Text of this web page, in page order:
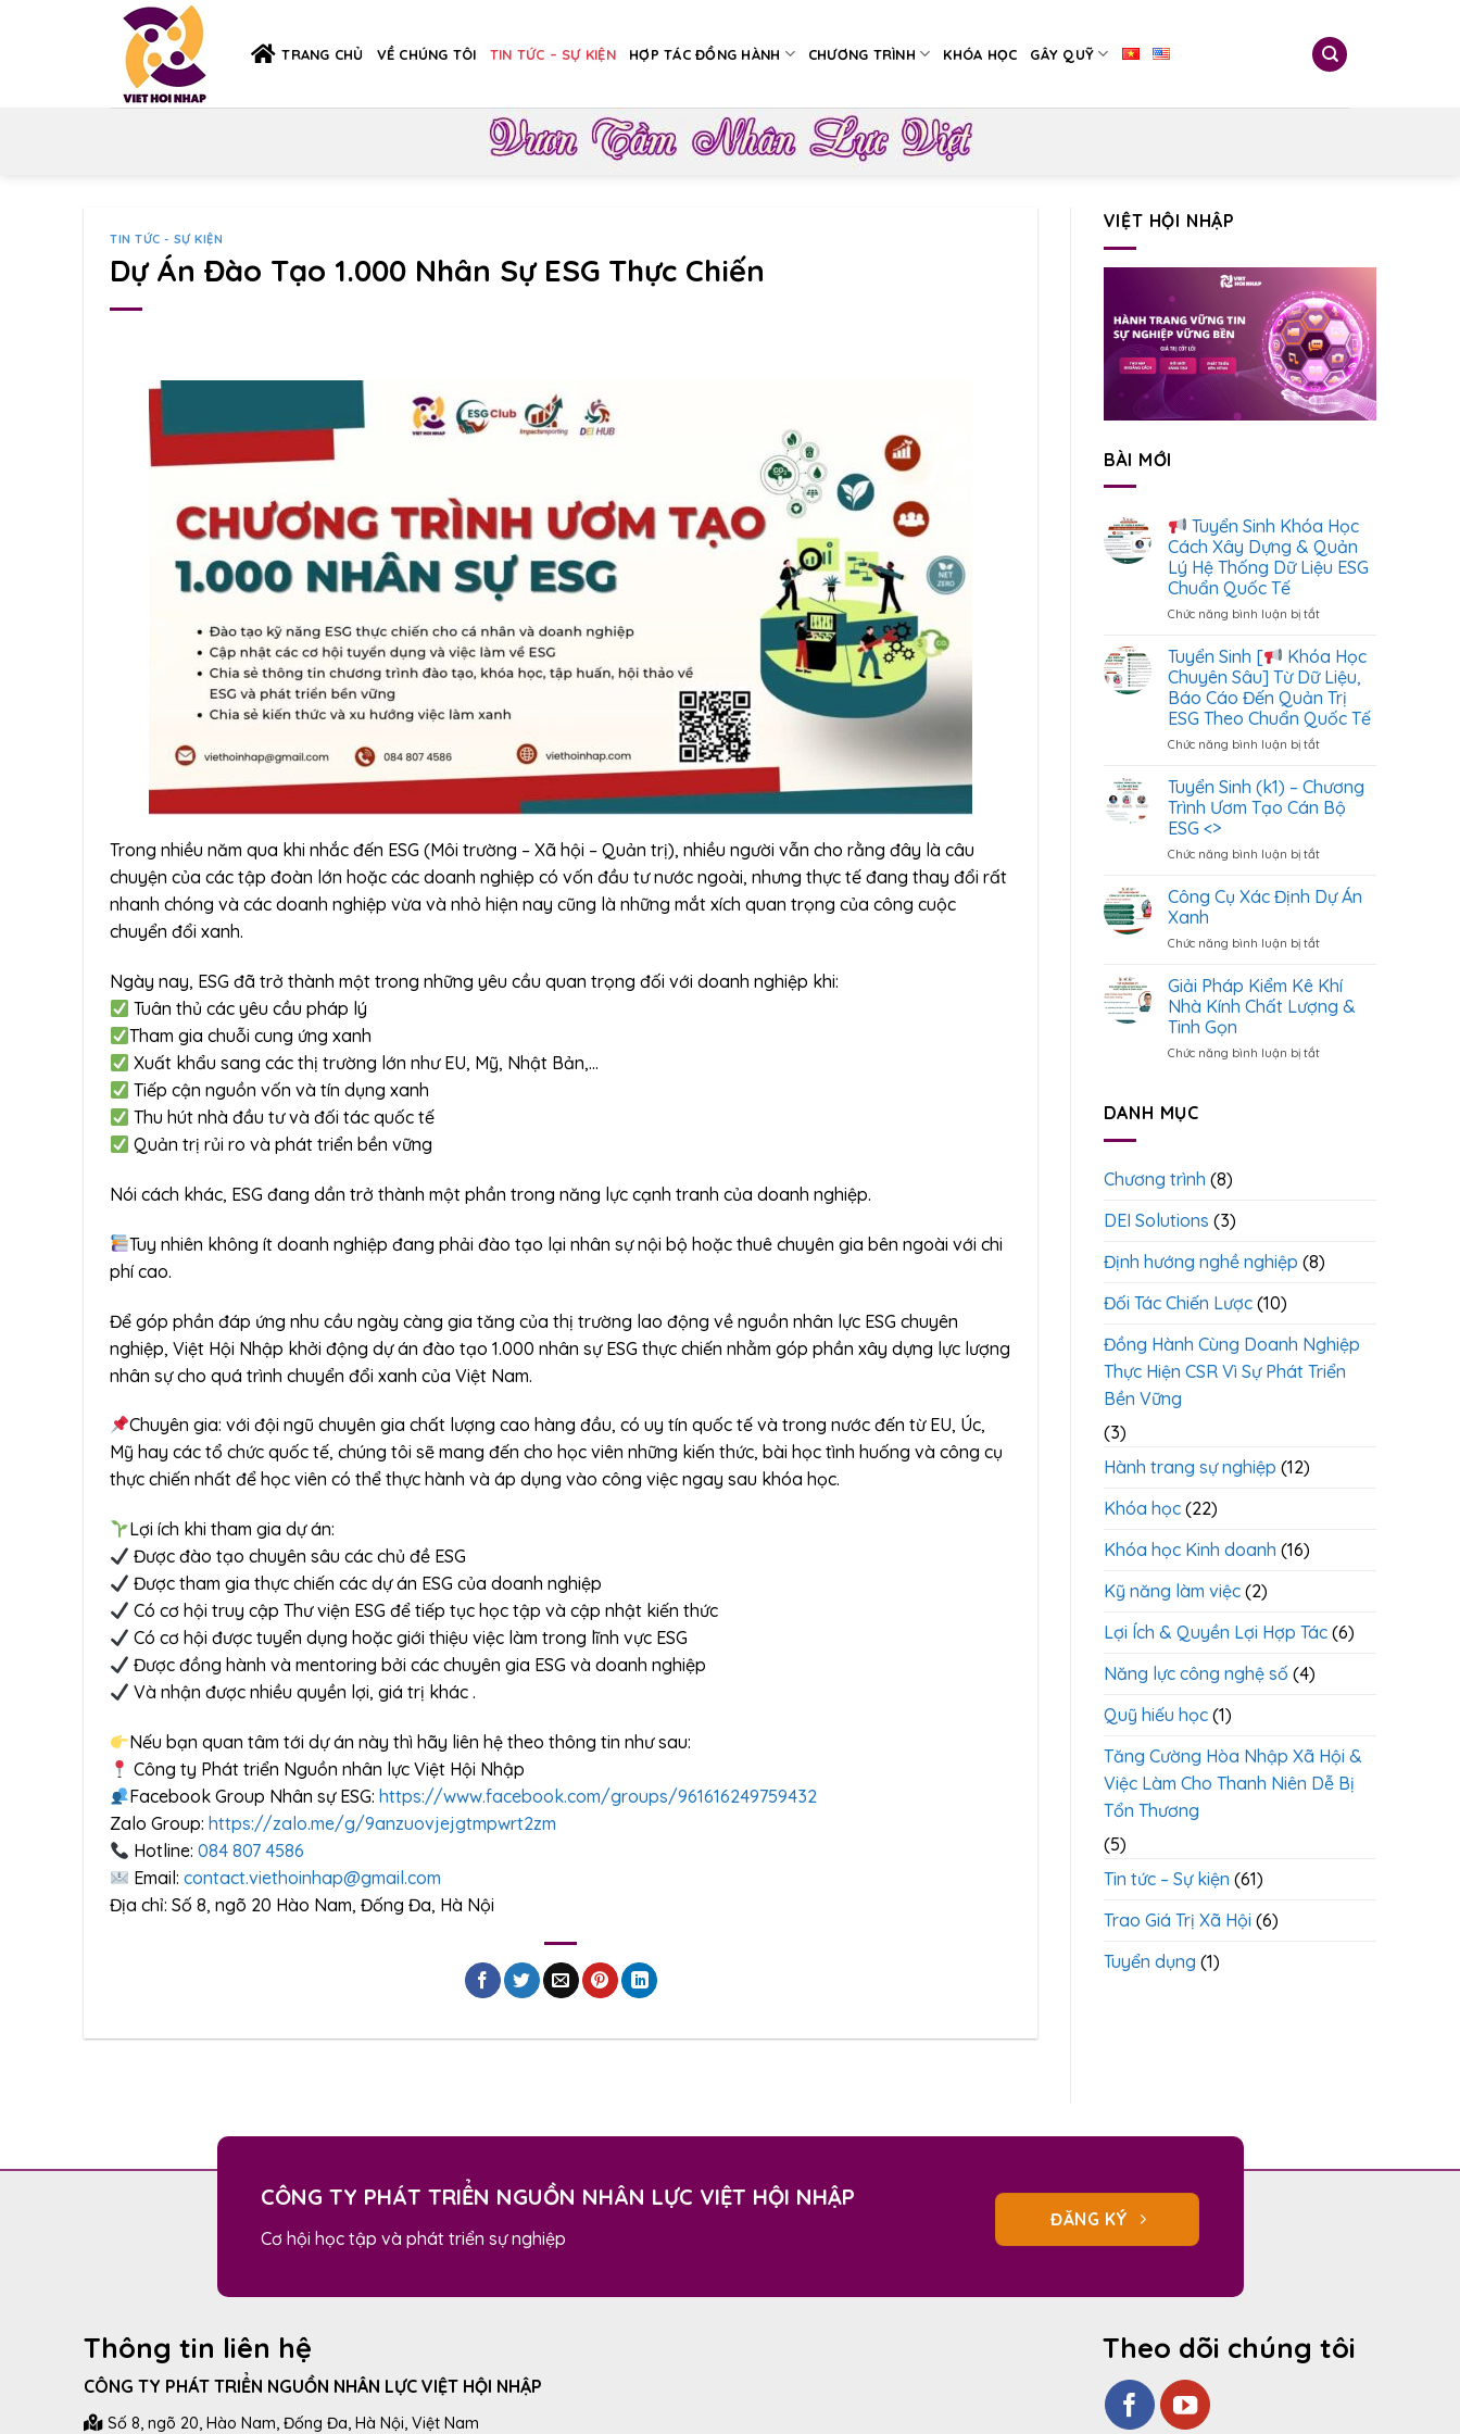
TRANG CHỦ VỀ CHÚNG TÔI TIN TỨC – SỰ KIỆN HỢP TÁC ĐỒNG HÀNH CHƯƠNG TRÌNH KHÓA HỌC GÂY QUỸ
TIN TỨC - SỰ KIỆN
Dự Án Đào Tạo 1.000 Nhân Sự ESG Thực Chiến
Trong nhiều năm qua khi nhắc đến ESG (Môi trường – Xã hội – Quản trị), nhiều người vẫn cho rằng đây là câu
chuyện của các tập đoàn lớn hoặc các doanh nghiệp có vốn đầu tư nước ngoài, nhưng thực tế đang thay đổi rất
nhanh chóng và các doanh nghiệp vừa và nhỏ hiện nay cũng là những mắt xích quan trọng của công cuộc
chuyển đổi xanh.
Ngày nay, ESG đã trở thành một trong những yêu cầu quan trọng đối với doanh nghiệp khi:
Tuân thủ các yêu cầu pháp lý
Tham gia chuỗi cung ứng xanh
Xuất khẩu sang các thị trường lớn như EU, Mỹ, Nhật Bản,…
Tiếp cận nguồn vốn và tín dụng xanh
Thu hút nhà đầu tư và đối tác quốc tế
Quản trị rủi ro và phát triển bền vững
Nói cách khác, ESG đang dần trở thành một phần trong năng lực cạnh tranh của doanh nghiệp.
Tuy nhiên không ít doanh nghiệp đang phải đào tạo lại nhân sự nội bộ hoặc thuê chuyên gia bên ngoài với chi
phí cao.
Để góp phần đáp ứng nhu cầu ngày càng gia tăng của thị trường lao động về nguồn nhân lực ESG chuyên
nghiệp, Việt Hội Nhập khởi động dự án đào tạo 1.000 nhân sự ESG thực chiến nhằm góp phần xây dựng lực lượng
nhân sự cho quá trình chuyển đổi xanh của Việt Nam.
Chuyên gia: với đội ngũ chuyên gia chất lượng cao hàng đầu, có uy tín quốc tế và trong nước đến từ EU, Úc,
Mỹ hay các tổ chức quốc tế, chúng tôi sẽ mang đến cho học viên những kiến thức, bài học tình huống và công cụ
thực chiến nhất để học viên có thể thực hành và áp dụng vào công việc ngay sau khóa học.
Lợi ích khi tham gia dự án:
Được đào tạo chuyên sâu các chủ đề ESG
Được tham gia thực chiến các dự án ESG của doanh nghiệp
Có cơ hội truy cập Thư viện ESG để tiếp tục học tập và cập nhật kiến thức
Có cơ hội được tuyển dụng hoặc giới thiệu việc làm trong lĩnh vực ESG
Được đồng hành và mentoring bởi các chuyên gia ESG và doanh nghiệp
Và nhận được nhiều quyền lợi, giá trị khác .
Nếu bạn quan tâm tới dự án này thì hãy liên hệ theo thông tin như sau:
Công ty Phát triển Nguồn nhân lực Việt Hội Nhập
Facebook Group Nhân sự ESG:https://www.facebook.com/groups/961616249759432
Zalo Group: https://zalo.me/g/9anzuovjejgtmpwrt2zm
Hotline:084 807 4586
Email:contact.viethoinhap@gmail.com
Địa chỉ: Số 8, ngõ 20 Hào Nam, Đống Đa, Hà Nội
VIỆT HỘI NHẬP
BÀI MỚI
Tuyển Sinh Khóa Học
Cách Xây Dựng & Quản
Lý Hệ Thống Dữ Liệu ESG
Chuẩn Quốc Tế
Chức năng bình luận bị tắtở
Tuyển
Sinh
Khóa
Học
Cách
Xây
&
Quản
Lý
Thống
Liệu
ESG
Quốc
Tuyển Sinh [
Khóa Học
Chuyên Sâu] Từ Dữ Liệu,
Báo Cáo Đến Quản Trị
ESG Theo Chuẩn Quốc Tế
Chức năng bình luận bị tắtở
Sinh
[
Học
Sâu]
Từ
Cáo
Đến
Tuyển Sinh (k1) – Chương
Trình Ươm Tạo Cán Bộ
ESG <>
Chức năng bình luận bị tắtở
Sinh
(k1)
Chương
Ươm
Tạo
Cán
Công Cụ Xác Định Dự Án
Xanh
Chức năng bình luận bị tắtở
Cụ
Định
Án
Giải Pháp Kiểm Kê Khí
Nhà Kính Chất Lượng &
Tinh Gọn
Chức năng bình luận bị tắtở
Tinh
Gọn
DANH MỤC
Chương trình (8)
DEI Solutions (3)
Định hướng nghề nghiệp (8)
Đối Tác Chiến Lược(10)
Đồng Hành Cùng Doanh Nghiệp
Thực Hiện CSR Vì Sự Phát Triển
Bền Vững
(3)
Hành trang sự nghiệp (12)
Khóa học(22)
Khóa học Kinh doanh (16)
Kỹ năng làm việc(2)
Lợi Ích & Quyền Lợi Hợp Tác(6)
Năng lực công nghệ số (4)
Quỹ hiếu học(1)
Tăng Cường Hòa Nhập Xã Hội &
Việc Làm Cho Thanh Niên Dễ Bị
Tổn Thương
(5)
Tin tức – Sự kiện (61)
Trao Giá Trị Xã Hội (6)
Tuyển dụng (1)
CÔNG TY PHÁT TRIỂN NGUỒN NHÂN LỰC VIỆT HỘI NHẬP
Cơ hội học tập và phát triển sự nghiệp
ĐĂNG KÝ
Thông tin liên hệ
CÔNG TY PHÁT TRIỂN NGUỒN NHÂN LỰC VIỆT HỘI NHẬP
Số 8, ngõ 20, Hào Nam, Đống Đa, Hà Nội, Việt Nam
Theo dõi chúng tôi